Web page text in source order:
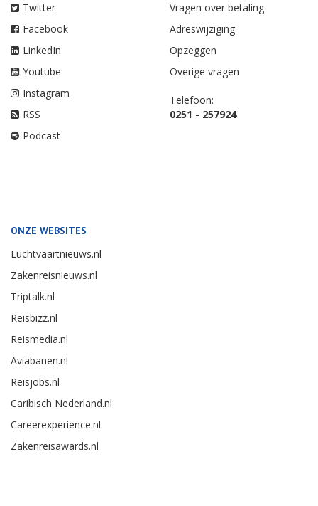
Twitter
Facebook
LinkedIn
Youtube
Instagram
RSS
Podcast
Vragen over betaling
Adreswijziging
Opzeggen
Overige vragen
Telefoon:
0251 - 257924
ONZE WEBSITES
Luchtvaartnieuws.nl
Zakenreisnieuws.nl
Triptalk.nl
Reisbizz.nl
Reismedia.nl
Aviabanen.nl
Reisjobs.nl
Caribisch Nederland.nl
Careerexperience.nl
Zakenreisawards.nl